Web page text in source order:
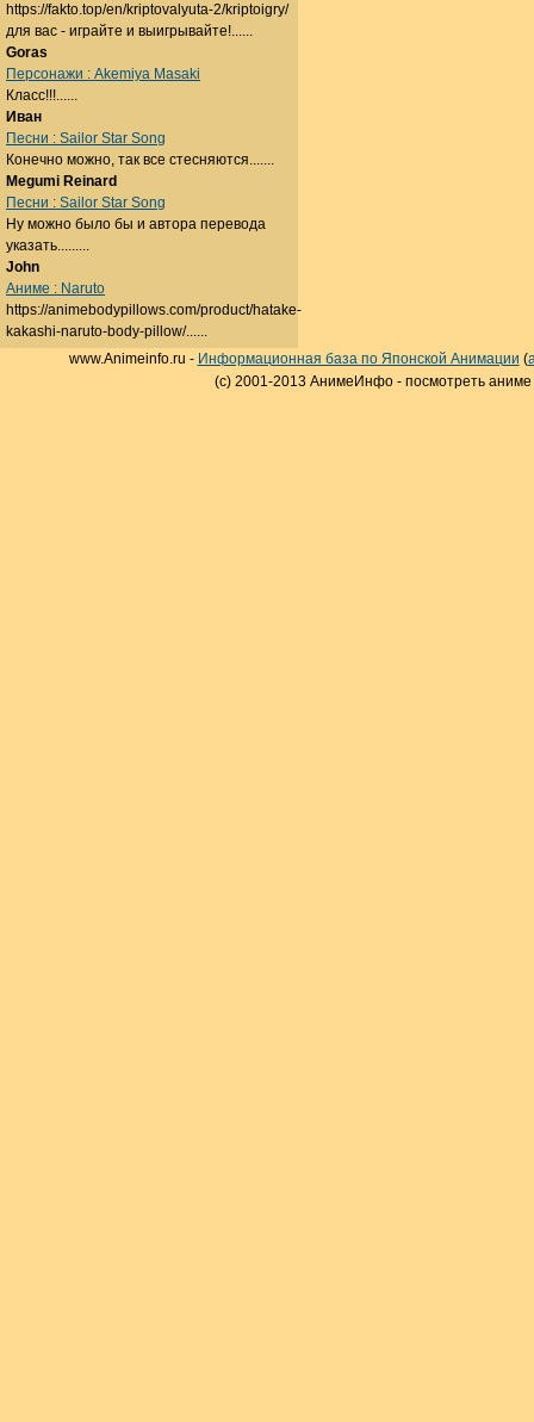
https://fakto.top/en/kriptovalyuta-2/kriptoigry/
для вас - играйте и выигрывайте!......
Goras
Персонажи : Akemiya Masaki
Класс!!!......
Иван
Песни : Sailor Star Song
Конечно можно, так все стесняются.......
Megumi Reinard
Песни : Sailor Star Song
Ну можно было бы и автора перевода
указать.........
John
Аниме : Naruto
https://animebodypillows.com/product/hatake-
kakashi-naruto-body-pillow/......
www.Animeinfo.ru - Информационная база по Японской Анимации (
(c) 2001-2013 АнимеИнфо - посмотреть аниме